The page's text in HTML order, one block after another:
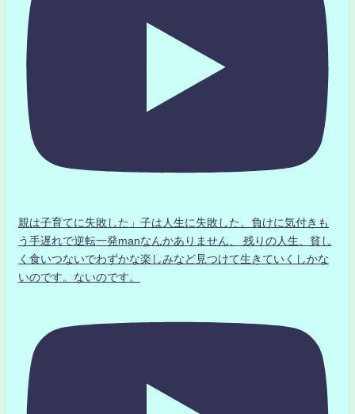
親は子育てに失敗した」子は人生に失敗した。負けに気付きも
う手遅れで逆転一発manなんかありません、 残りの人生、貧し
く食いつないでわずかな楽しみなど見つけて生きていくしかな
いのです。ないのです。